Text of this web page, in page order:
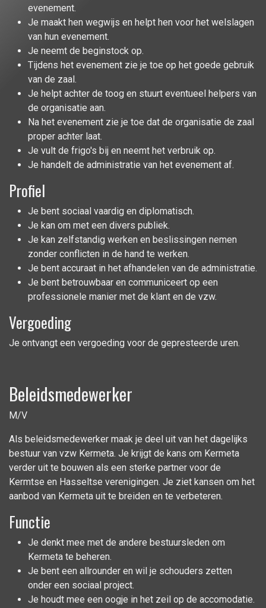
evenement.
Je maakt hen wegwijs en helpt hen voor het welslagen
van hun evenement.
Je neemt de beginstock op.
Tijdens het evenement zie je toe op het goede gebruik
van de zaal.
Je helpt achter de toog en stuurt eventueel helpers van
de organisatie aan.
Na het evenement zie je toe dat de organisatie de zaal
proper achter laat.
Je vult de frigo's bij en neemt het verbruik op.
Je handelt de administratie van het evenement af.
Profiel
Je bent sociaal vaardig en diplomatisch.
Je kan om met een divers publiek.
Je kan zelfstandig werken en beslissingen nemen
zonder conflicten in de hand te werken.
Je bent accuraat in het afhandelen van de administratie.
Je bent betrouwbaar en communiceert op een
professionele manier met de klant en de vzw.
Vergoeding
Je ontvangt een vergoeding voor de gepresteerde uren.
Beleidsmedewerker
M/V
Als beleidsmedewerker maak je deel uit van het dagelijks
bestuur van vzw Kermeta. Je krijgt de kans om Kermeta
verder uit te bouwen als een sterke partner voor de
Kermtse en Hasseltse verenigingen. Je ziet kansen om het
aanbod van Kermeta uit te breiden en te verbeteren.
Functie
Je denkt mee met de andere bestuursleden om
Kermeta te beheren.
Je bent een allrounder en wil je schouders zetten
onder een sociaal project.
Je houdt mee een oogje in het zeil op de accomodatie.